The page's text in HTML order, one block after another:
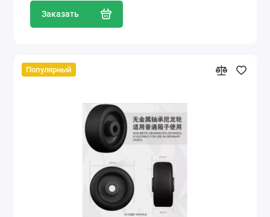
Заказать
Популярный